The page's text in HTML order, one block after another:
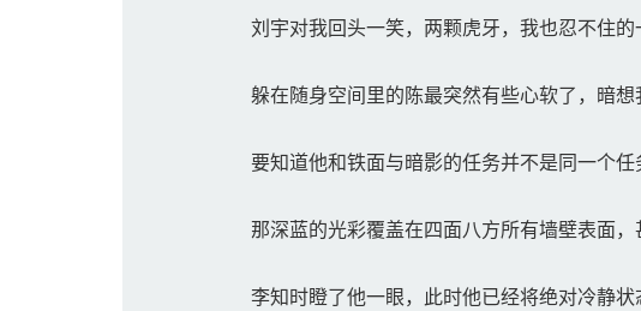
刘宇对我回头一笑，两颗虎牙，我也忍不住的
躲在随身空间里的陈最突然有些心软了，暗想
要知道他和铁面与暗影的任务并不是同一个
那深蓝的光彩覆盖在四面八方所有墙壁表面，
李知时瞪了他一眼，此时他已经将绝对冷静